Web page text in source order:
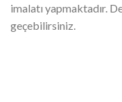
imalatı yapmaktadır.
geçebilirsiniz.